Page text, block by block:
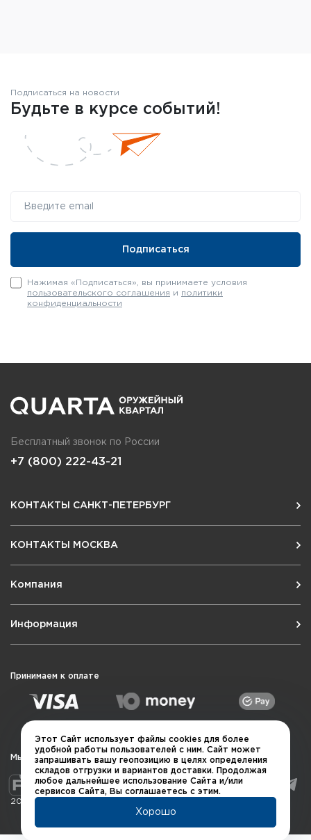
Подписаться на новости
Будьте в курсе событий!
Нажимая «Подписаться», вы принимаете условия
пользовательского соглашения и политики
конфиденциальности
Бесплатный звонок по России
+7 (800) 222-43-21
КОНТАКТЫ САНКТ-ПЕТЕРБУРГ
КОНТАКТЫ МОСКВА
Компания
Информация
Принимаем к оплате
Мы в социальных сетях
2026 © QUARTA "Оружейный квартал"
Этот Сайт использует файлы cookies для более
удобной работы пользователей с ним. Сайт может
запрашивать вашу геопозицию в целях определения
складов отгрузки и вариантов доставки. Продолжая
любое дальнейшее использование Сайта и/или
сервисов Сайта, Вы соглашаетесь с этим.
Хорошо